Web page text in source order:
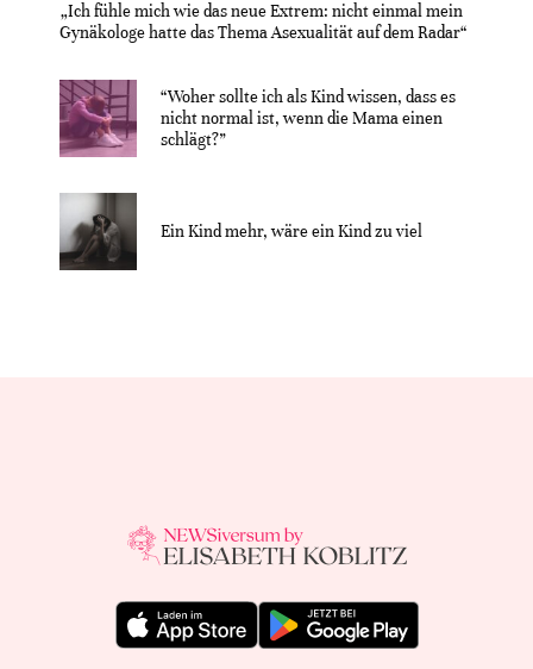
„Ich fühle mich wie das neue Extrem: nicht einmal mein
Gynäkologe hatte das Thema Asexualität auf dem Radar“
“Woher sollte ich als Kind wissen, dass es
nicht normal ist, wenn die Mama einen
schlägt?”
Ein Kind mehr, wäre ein Kind zu viel